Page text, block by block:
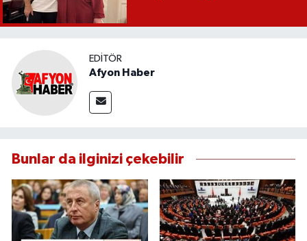
EDITÖR
Afyon Haber
Bunlar da ilginizi çekebilir